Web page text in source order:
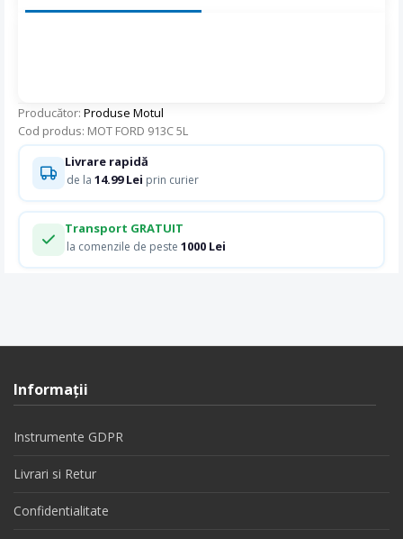
Producător: Produse Motul
Cod produs: MOT FORD 913C 5L
Livrare rapidă
de la 14.99 Lei prin curier
Transport GRATUIT
la comenzile de peste 1000 Lei
Informaţii
Instrumente GDPR
Livrari si Retur
Confidentialitate